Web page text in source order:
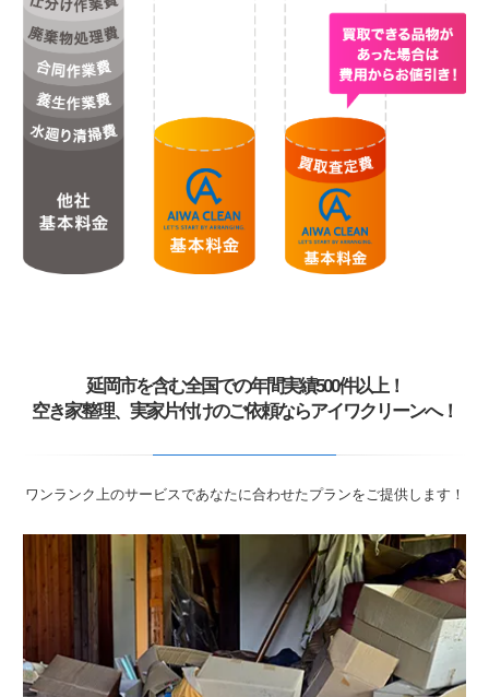
延岡市を含む全国での年間実績500件以上！
空き家整理、実家片付けのご依頼ならアイワクリーンへ！
ワンランク上のサービスであなたに合わせたプランをご提供します！